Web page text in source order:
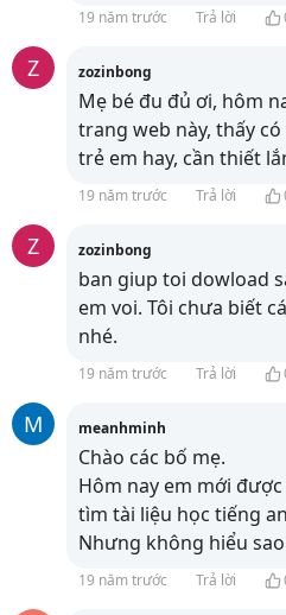
19 năm trước Trả lời
Z zozinbong
Mẹ bé đu đủ ơi, hôm
trang web này, thấy
trẻ em hay, cần thiết
19 năm trước Trả lời
Z zozinbong
ban giup toi dowload
em voi. Tôi chưa biết
nhé.
19 năm trước Trả lời
M meanhminh
Chào các bố mẹ.
Hôm nay em mới
tìm tài liệu học tiếng
Nhưng không hiểu
19 năm trước Trả lời